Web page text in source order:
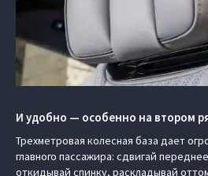
И удобно — особенно на втором
Трехметровая колесная база дает
главного пассажира: сдвигай
откидывай спинку, раскладывай